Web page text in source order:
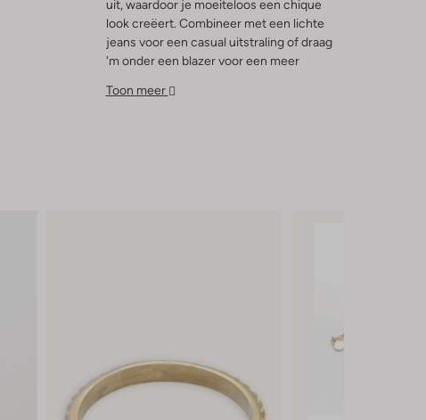
uit, waardoor je moeiteloos een chique
look creëert. Combineer met een lichte
jeans voor een casual uitstraling of draag
'm onder een blazer voor een meer
elke damesgarderobe en biedt eindeloze
Toon meer